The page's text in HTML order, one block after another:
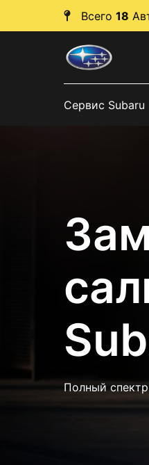
Всего 18
Сервис Subaru
Полный